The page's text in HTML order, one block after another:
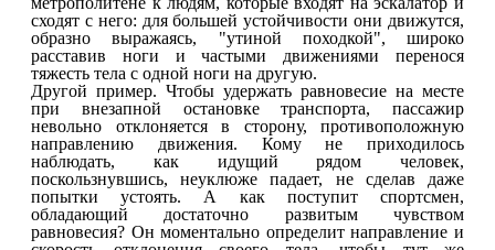
сходят с него: для большей устойчивости они движутся,
образно выражаясь, "утиной походкой", широко
расставив ноги и частыми движениями перенося
тяжесть тела с одной ноги на другую.
Другой пример. Чтобы удержать равновесие на месте
при внезапной остановке транспорта, пассажир
невольно отклоняется в сторону, противоположную
направлению движения. Кому не приходилось
наблюдать, как идущий рядом человек,
поскользнувшись, неуклюже падает, не сделав даже
попытки устоять. А как поступит спортсмен,
обладающий достаточно развитым чувством
равновесия? Он моментально определит направление и